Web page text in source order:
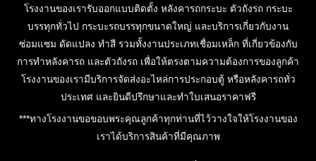
โรงงานของเรารับออกแบบติดตั้ง หลังคารถกระบะ ตัวถังรถ กระบะ
บรรทุกทั่วไป กระบะรถบรรทุกขนาดใหญ่ และบริการเกี่ยวกับงาน
ซ่อมแซม ดัดแปลง ทำสี รวมทั้งงานประเภทเชื่อมเหล็ก ที่เกี่ยวข้องกับ
การทำหลังคารถ และตัวถังรถ เพื่อให้ตรงตามความต้องการของลูกค้า
โรงงานของเรามีบริการจัดส่งอะไหล่การประกอบตู้ หรือหลังคารถทั่ว
ประเทศ และยินดีปรึกษาและทำใบเสนอราคาฟรี
***ทางโรงงานขอขอบพระคุณลูกค้าทุกท่านที่ไว้วางใจให้โรงงานของ
เราได้บริการสินค้าที่มีคุณภาพ